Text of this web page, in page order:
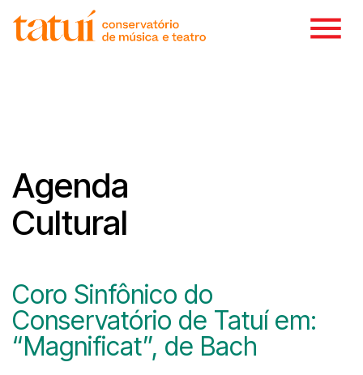
Agenda
Cultural
Coro Sinfônico do
Conservatório de Tatuí em:
“Magnificat”, de Bach